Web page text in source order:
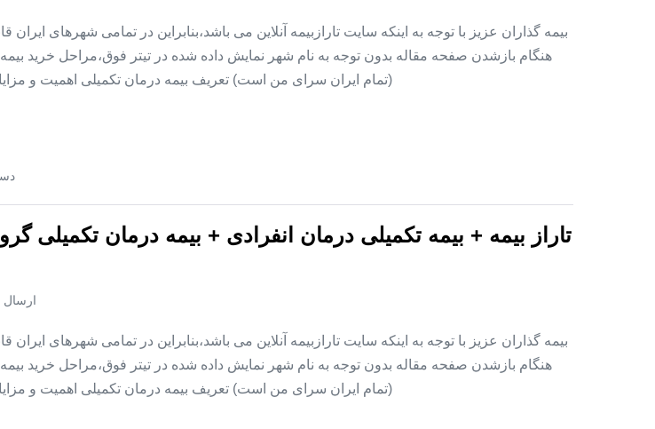
بیمه گذاران عزیز با توجه به اینکه سایت تارازبیمه آنلاین می باشد،بنابراین در تمامی شهرهای ایران
هنگام بازشدن صفحه مقاله بدون توجه به نام شهر نمایش داده شده در تیتر فوق،مراحل خرید بیمه
(تمام ایران سرای من است) تعریف بیمه درمان تکمیلی اهمیت و
تاراز بیمه + بیمه تکمیلی درمان انفرادی + بیمه درمان تکمیلی
ارسال
بیمه گذاران عزیز با توجه به اینکه سایت تارازبیمه آنلاین می باشد،بنابراین در تمامی شهرهای ایران
هنگام بازشدن صفحه مقاله بدون توجه به نام شهر نمایش داده شده در تیتر فوق،مراحل خرید بیمه
(تمام ایران سرای من است) تعریف بیمه درمان تکمیلی اهمیت و